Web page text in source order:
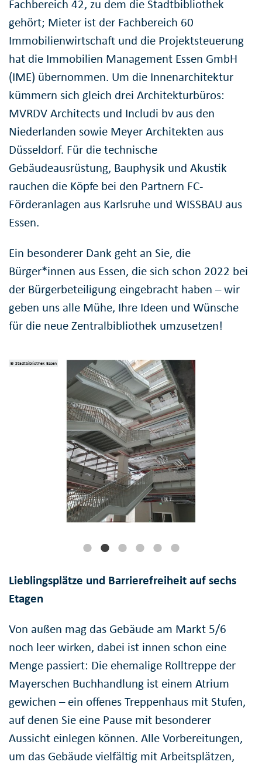
Fachbereich 42, zu dem die Stadtbibliothek
gehört; Mieter ist der Fachbereich 60
Immobilienwirtschaft und die Projektsteuerung
hat die Immobilien Management Essen GmbH
(IME) übernommen. Um die Innenarchitektur
kümmern sich gleich drei Architekturbüros:
MVRDV Architects und Includi bv aus den
Niederlanden sowie Meyer Architekten aus
Düsseldorf. Für die technische
Gebäudeausrüstung, Bauphysik und Akustik
rauchen die Köpfe bei den Partnern FC-
Förderanlagen aus Karlsruhe und WISSBAU aus
Essen.
Ein besonderer Dank geht an Sie, die
Bürger*innen aus Essen, die sich schon 2022 bei
der Bürgerbeteiligung eingebracht haben – wir
geben uns alle Mühe, Ihre Ideen und Wünsche
für die neue Zentralbibliothek umzusetzen!
© Stadtbibliothek Essen
Lieblingsplätze und Barrierefreiheit auf sechs
Etagen
Von außen mag das Gebäude am Markt 5/6
noch leer wirken, dabei ist innen schon eine
Menge passiert: Die ehemalige Rolltreppe der
Mayerschen Buchhandlung ist einem Atrium
gewichen – ein offenes Treppenhaus mit Stufen,
auf denen Sie eine Pause mit besonderer
Aussicht einlegen können. Alle Vorbereitungen,
um das Gebäude vielfältig mit Arbeitsplätzen,